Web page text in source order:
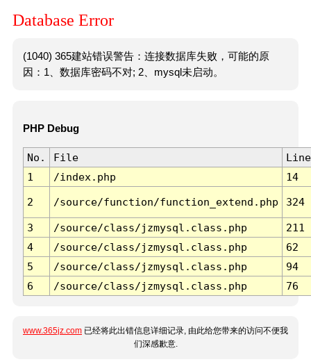
Database Error
(1040) 365建站错误警告：连接数据库失败，可能的原
因：1、数据库密码不对; 2、mysql未启动。
PHP Debug
No. File
Line
1
/index.php 14
2 /source/function/function_extend.php 324
3 /source/class/jzmysql.class.php
211
4
/source/class/jzmysql.class.php
62
5
/source/class/jzmysql.class.php
94
6
/source/class/jzmysql.class.php 76
www.365jz.com 已经将此出错信息详细记录, 由此给您带来的访问不便我
们深感歉意.